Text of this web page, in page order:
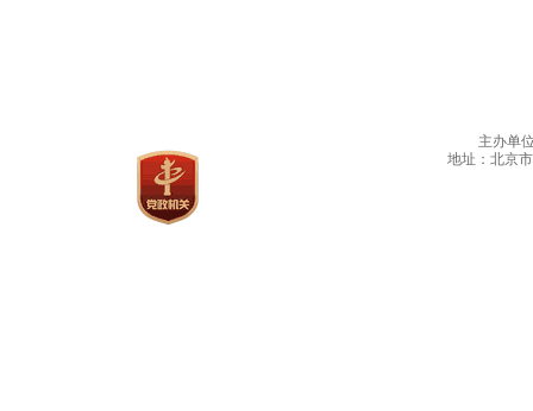
主办单
地址：北京